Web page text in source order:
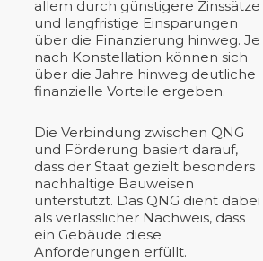
allem durch günstigere Zinssätze
und langfristige Einsparungen
über die Finanzierung hinweg. Je
nach Konstellation können sich
über die Jahre hinweg deutliche
finanzielle Vorteile ergeben.
Die Verbindung zwischen QNG
und Förderung basiert darauf,
dass der Staat gezielt besonders
nachhaltige Bauweisen
unterstützt. Das QNG dient dabei
als verlässlicher Nachweis, dass
ein Gebäude diese
Anforderungen erfüllt.